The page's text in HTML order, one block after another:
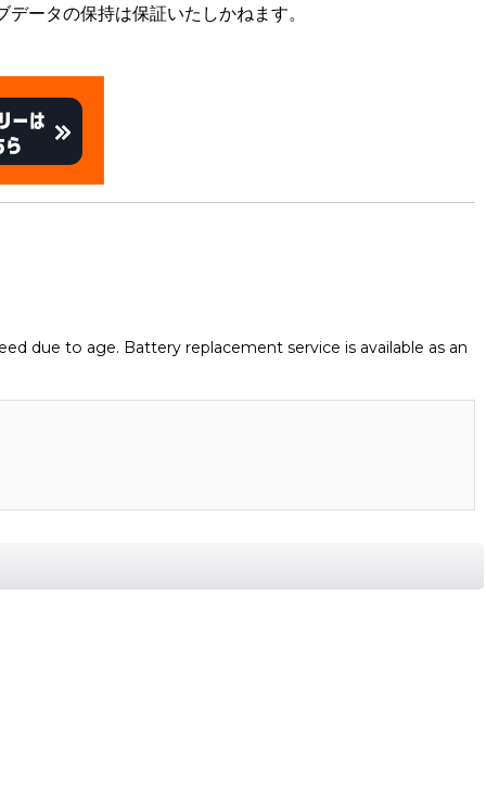
ータの保持は保証いたしかねます。
due to age. Battery replacement service is available as an